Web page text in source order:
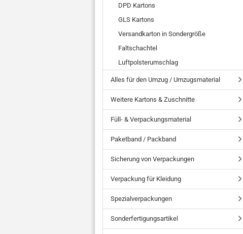
DPD Kartons
GLS Kartons
Versandkarton in Sondergröße
Faltschachtel
Luftpolsterumschlag
Alles für den Umzug / Umzugsmaterial
Weitere Kartons & Zuschnitte
Füll- & Verpackungsmaterial
Paketband / Packband
Sicherung von Verpackungen
Verpackung für Kleidung
Spezialverpackungen
Sonderfertigungsartikel